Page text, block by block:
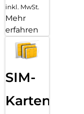
inkl. MwSt.
Mehr
erfahren
SIM-
Karten